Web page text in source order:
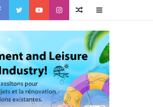
Sidebar
(barre
latérale)
Article
Aléatoire
Instagram
YouTube
Twitter
Facebook